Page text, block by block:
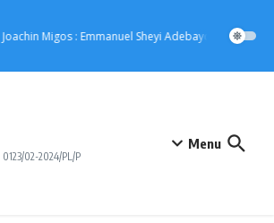
Migos : Emmanuel Sheyi Adebayor offre 10
02-2024/PL/P
Menu